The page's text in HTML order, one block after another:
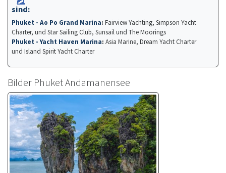
sind:
Phuket - Ao Po Grand Marina: Fairview Yachting, Simpson Yacht
Charter, und Star Sailing Club, Sunsail und The Moorings
Phuket - Yacht Haven Marina: Asia Marine, Dream Yacht Charter
und Island Spirit Yacht Charter
Bilder Phuket Andamanensee